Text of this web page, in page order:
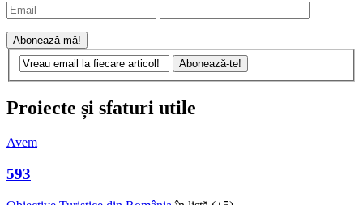
Proiecte și sfaturi utile
Avem
593